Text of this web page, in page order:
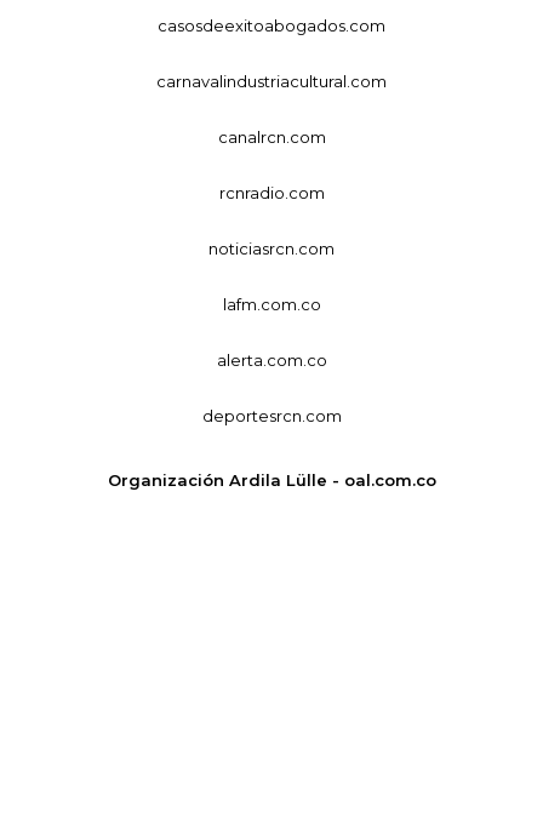
casosdeexitoabogados.com
carnavalindustriacultural.com
canalrcn.com
rcnradio.com
noticiasrcn.com
lafm.com.co
alerta.com.co
deportesrcn.com
Organización Ardila Lülle - oal.com.co